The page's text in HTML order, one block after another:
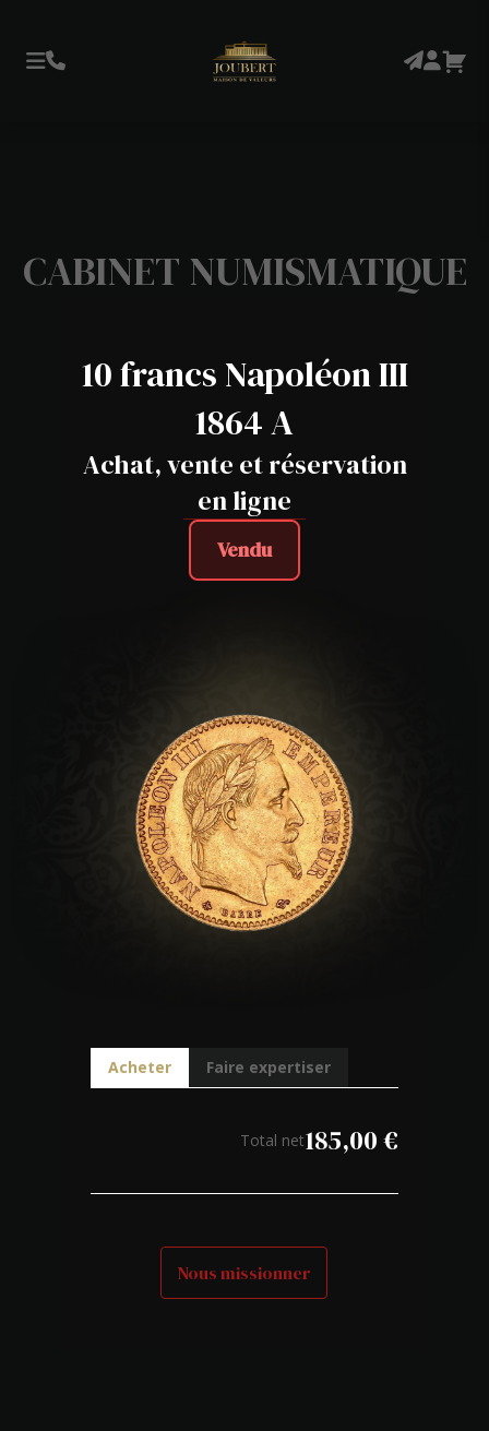
CABINET NUMISMATIQUE
10 francs Napoléon III
1864 A
Achat, vente et réservation
en ligne
Vendu
Acheter Faire expertiser
Total net185,00€
Nous missionner